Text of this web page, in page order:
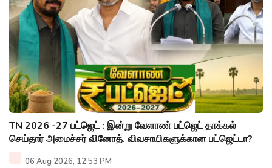
TN 2026 -27 பட்ஜெட் : இன்று வேளாண் பட்ஜெட் தாக்கல்
செய்தார் அமைச்சர் வினோத். விவசாயிகளுக்கான பட்ஜெட்டா?
06 Aug 2026, 12:53 PM